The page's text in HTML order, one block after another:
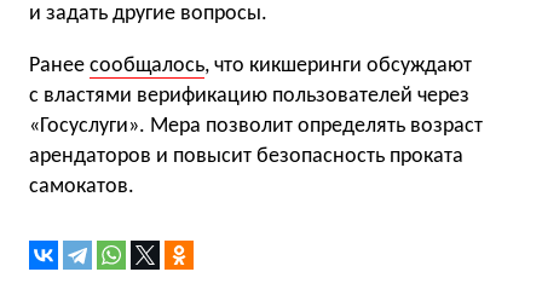
и задать другие вопросы.
Ранее сообщалось, что кикшеринги обсуждают
с властями верификацию пользователей через
«Госуслуги». Мера позволит определять возраст
арендаторов и повысит безопасность проката
самокатов.